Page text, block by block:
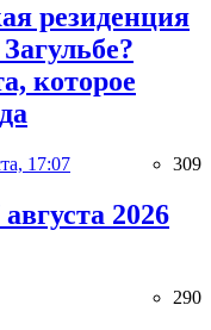
резиденция
которое
17:07 309
2026
290